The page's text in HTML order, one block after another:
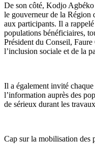
De son côté, Kodjo Agbéko
le gouverneur de la Région
aux participants. Il a
populations bénéficiaires,
Président du Conseil,
l’inclusion sociale et de la
Il a également invité
l’information auprès des
de sérieux durant les
Cap sur la mobilisation des